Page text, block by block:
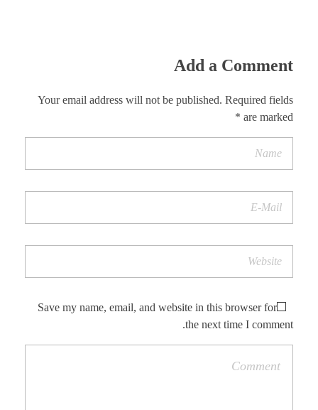
Add a Comment
Your email address will not be published. Required fields
are marked *
Save my name, email, and website in this browser for
the next time I comment.